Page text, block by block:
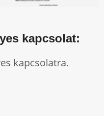
kapcsolat:
kapcsolatra.